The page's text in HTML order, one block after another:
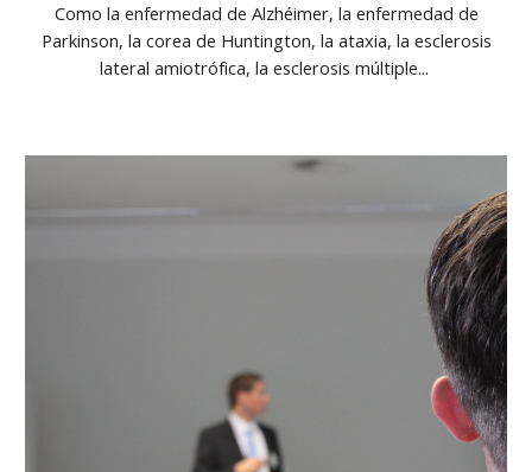
Como la enfermedad de Alzhéimer, la enfermedad de
Parkinson, la corea de Huntington, la ataxia, la esclerosis
lateral amiotrófica, la esclerosis múltiple...